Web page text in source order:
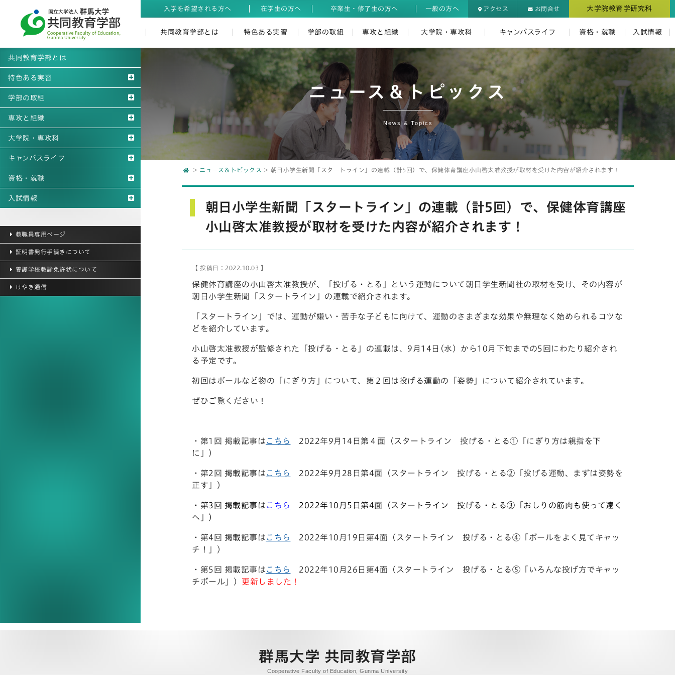
入学を希望される方へ 在学生の方へ 卒業生・修了生の方へ 一般の方へ アクセス お問合せ 大学院教育学研究科
共同教育学部とは 特色ある実習 学部の取組 専攻と組織 大学院・専攻科 キャンパスライフ 資格・就職 入試情報
共同教育学部とは
特色ある実習
学部の取組
専攻と組織
大学院・専攻科
キャンパスライフ
資格・就職
入試情報
教職員専用ページ
証明書発行手続きについて
養護学校教諭免許状について
けやき通信
ニュース＆トピックス
News & Topics
ニュース＆トピックス 朝日小学生新聞「スタートライン」の連載（計5回）で、保健体育講座小山啓太准教授が取材を受けた内容が紹介されます！
朝日小学生新聞「スタートライン」の連載（計5回）で、保健体育講座
小山啓太准教授が取材を受けた内容が紹介されます！
【 投稿日：2022.10.03 】
保健体育講座の小山啓太准教授が、 「投げる・とる」という運動について 朝日学生新聞社の取材を受け、 その内容が
朝日小学生新聞「スタートライン」の連載で紹介されます。
「スタートライン」では、運動が嫌い・苦手な子どもに向けて、運動のさまざまな効果や無理なく始められるコツな
どを紹介しています。
小山啓太准教授が監修された
「投げる・とる」の連載は、9月14日(水）から10月下旬までの5回にわたり紹介され
る予定です。
初回はボールなど物の「にぎり方」について、第２回は投げる運動の「姿勢」について紹介されています。
ぜひご覧ください！
・第1回 掲載記事 はこちら 2022年9月14日第４面 （スタートライン 投げる・とる①「にぎり方は親指を下
に」
）
・第2回 掲載記事はこちら 2022年9月28日第4面 （スタートライン 投げる・とる②「投げる運動、まずは姿勢を
正す」
）
・ 第3回 掲載記事はこちら
2022年10月5日第4面（スタートライン 投げる・とる③「おしりの筋肉も使って遠く
へ」）
・第4回 掲載記事はこちら
2022年10月19日第4面（スタートライン 投げる・とる④「ボールをよく見てキャッ
チ！」）
・第5回 掲載記事はこちら
2022年10月26日第4面（スタートライン 投げる・とる⑤「いろんな投げ方でキャッ
チボール」） 更新しました！
群馬大学 共同教育学部
Cooperative Faculty of Education, Gunma University